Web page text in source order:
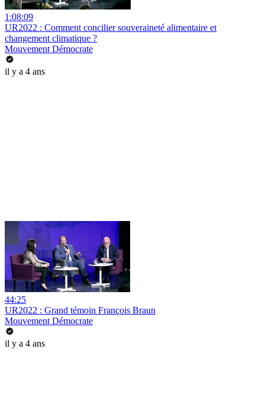
1:08:09
UR2022 : Comment concilier souveraineté alimentaire et
changement climatique ?
Mouvement Démocrate
il y a 4 ans
44:25
UR2022 : Grand témoin François Braun
Mouvement Démocrate
il y a 4 ans